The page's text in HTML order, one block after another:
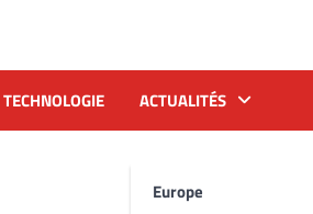
TECHNOLOGIE ACTUALITÉS
Europe